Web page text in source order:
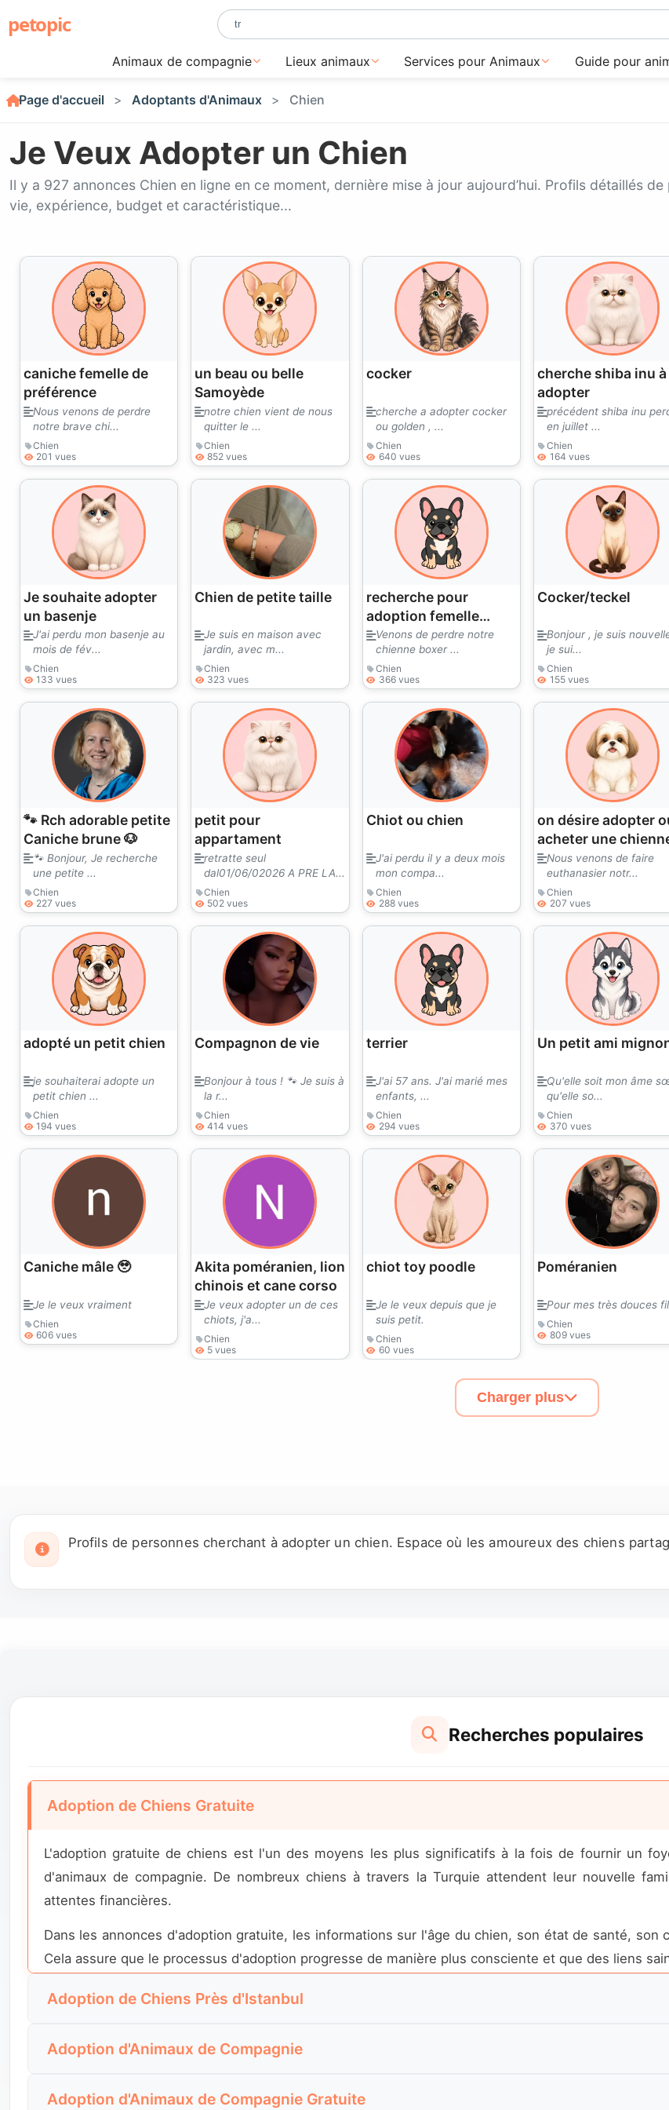
petopic
Animaux de compagnie Lieux animaux Services pour Animaux Guide pour
Page d'accueil Adoptants d'Animaux Chien
Je Veux Adopter un Chien
Il y a 927 annonces Chien en ligne en ce moment, dernière mise à jour aujourd’hui. Profils détaillés
vie, expérience, budget et caractéristique...
caniche femelle de
préférence
Nous venons de perdre
notre brave chi...
Chien
201 vues
un beau ou belle
Samoyède
notre chien vient de nous
quitter le ...
Chien
852 vues
cocker
cherche a adopter cocker
ou golden , ...
Chien
640 vues
cherche shiba inu à
adopter
précédent shiba inu
en juillet ...
Chien
164 vues
Je souhaite adopter
un basenje
J'ai perdu mon basenje au
mois de fév...
Chien
133 vues
Chien de petite taille
Je suis en maison avec
jardin, avec m...
Chien
323 vues
recherche pour
adoption femelle
boxer de 2ou3 ans
Venons de perdre notre
chienne boxer ...
Chien
366 vues
Cocker/teckel
Bonjour , je suis
je sui...
Chien
155 vues
🐾 Rch adorable petite
Caniche brune 🐶
🐾 Bonjour, Je recherche
une petite ...
Chien
227 vues
petit pour
appartament
retratte seul
dal01/06/02026 A PRE LA...
Chien
502 vues
Chiot ou chien
J'ai perdu il y a deux mois
mon compa...
Chien
288 vues
on désire adopter
acheter une
bichon ou coton
tulear, possibilité
adopter un adulte
Nous venons de faire
euthanasier notr...
Chien
207 vues
adopté un petit chien
je souhaiterai adopte un
petit chien ...
Chien
194 vues
Compagnon de vie
Bonjour à tous ! 🐾 Je suis à
la r...
Chien
414 vues
terrier
J'ai 57 ans. J'ai marié mes
enfants, ...
Chien
294 vues
Un petit ami
Qu'elle soit mon âme
qu'elle so...
Chien
370 vues
Caniche mâle 🥹
Je le veux vraiment
Chien
606 vues
Akita poméranien, lion
chinois et cane corso
Je veux adopter un de ces
chiots, j'a...
Chien
5 vues
chiot toy poodle
Je le veux depuis que je
suis petit.
Chien
60 vues
Poméranien
Pour mes très douces
Chien
809 vues
Charger plus
Profils de personnes cherchant à adopter un chien. Espace où les amoureux des chiens
Recherches populaires
Adoption de Chiens Gratuite
L'adoption gratuite de chiens est l'un des moyens les plus significatifs à la fois de fournir un
d'animaux de compagnie. De nombreux chiens à travers la Turquie attendent leur nouvelle
attentes financières.
Dans les annonces d'adoption gratuite, les informations sur l'âge du chien, son état de santé,
Cela assure que le processus d'adoption progresse de manière plus consciente et que des liens
Adoption de Chiens Près d'Istanbul
Les annonces dans la même ville ou dans des districts proches rendent le processus de rencontre
Les annonces d'adoption dans les grandes villes comme Istanbul offrent de nombreuses
Adoption d'Animaux de Compagnie
Adoption d'Animaux de Compagnie Gratuite